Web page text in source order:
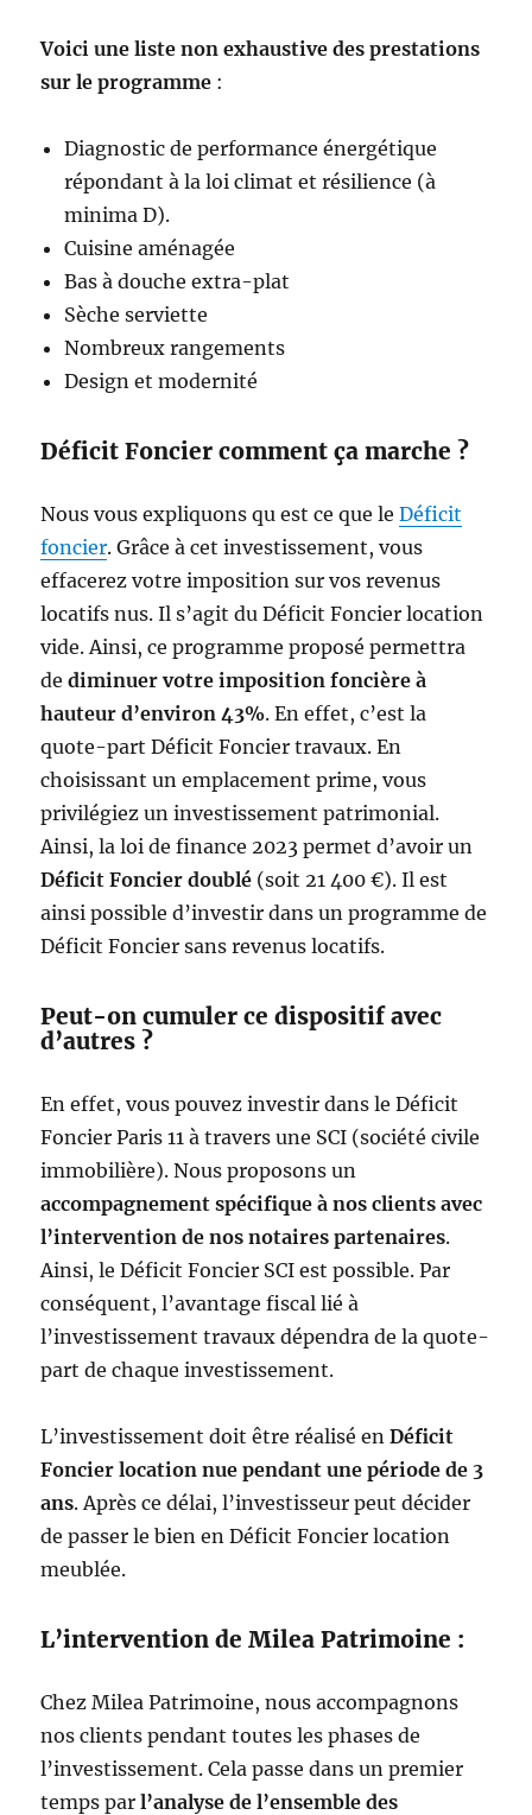
Voici une liste non exhaustive des prestations
sur le programme :
Diagnostic de performance énergétique
répondant à la loi climat et résilience (à
minima D).
Cuisine aménagée
Bas à douche extra-plat
Sèche serviette
Nombreux rangements
Design et modernité
Déficit Foncier comment ça marche ?
Nous vous expliquons qu est ce que leDéficit
foncier. Grâce à cet investissement, vous
effacerez votre imposition sur vos revenus
locatifs nus. Il s’agit du Déficit Foncier location
vide. Ainsi, ce programme proposé permettra
dediminuer votre imposition foncière à
hauteur d’environ 43%. En effet, c’est la
quote-part Déficit Foncier travaux. En
choisissant un emplacement prime, vous
privilégiez un investissement patrimonial.
Ainsi, la loi de finance 2023 permet d’avoir un
Déficit Foncier doublé (soit 21 400 €). Il est
ainsi possible d’investir dans un programme de
Déficit Foncier sans revenus locatifs.
Peut-on cumuler ce dispositif avec
d’autres ?
En effet, vous pouvez investir dans le Déficit
Foncier Paris 11 à travers une SCI (société civile
immobilière). Nous proposons un
accompagnement spécifique à nos clients avec
l’intervention de nos notaires partenaires.
Ainsi, le Déficit Foncier SCI est possible. Par
conséquent, l’avantage fiscal lié à
l’investissement travaux dépendra de la quote-
part de chaque investissement.
L’investissement doit être réalisé enDéficit
Foncier location nue pendant une période de 3
ans. Après ce délai, l’investisseur peut décider
de passer le bien en Déficit Foncier location
meublée.
L’intervention de Milea Patrimoine :
Chez Milea Patrimoine, nous accompagnons
nos clients pendant toutes les phases de
l’investissement. Cela passe dans un premier
temps parl’analyse de l’ensemble des